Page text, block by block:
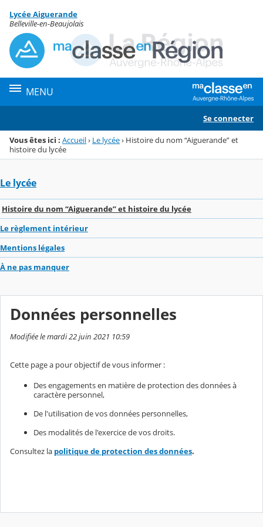
Menu de la rubrique
Contenu
Lycée Aiguerande
Belleville-en-Beaujolais
MENU
Se connecter
Vous êtes ici : Accueil› Le lycée› Histoire du nom “Aiguerande” et
histoire du lycée
Le lycée
Histoire du nom “Aiguerande” et histoire du lycée
Le règlement intérieur
Mentions légales
À ne pas manquer
Données personnelles
Modifiée le mardi 22 juin 2021 10:59
Cette page a pour objectif de vous informer :
Des engagements en matière de protection des données à
caractère personnel,
De l'utilisation de vos données personnelles,
Des modalités de l'exercice de vos droits.
Consultez la politique de protection des données.